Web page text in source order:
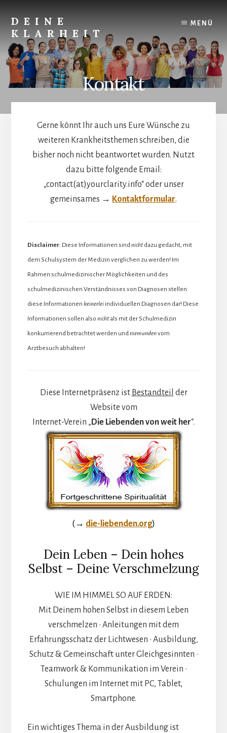
content
DEINE
KLARHEIT
Finde
Deine
innere
Klarheit.
MENÜ
Kontakt
Gerne könnt Ihr auch uns Eure Wünsche zu
weiteren Krankheitsthemen schreiben, die
bisher noch nicht beantwortet wurden. Nutzt
dazu bitte folgende Email:
„contact(at)yourclarity.info“ oder unser
gemeinsames → Kontaktformular.
Disclaimer: Diese Informationen sindnichtdazu gedacht, mit
dem Schulsystem der Medizin verglichen zu werden! Im
Rahmen schulmedizinischer Möglichkeiten und des
schulmedizinischen Verständnisses von Diagnosen stellen
diese Informationen keinerleiindividuellen Diagnosen dar! Diese
Informationen sollen also nichtals mit der Schulmedizin
konkurrierend betrachtet werden undniemandenvom
Arztbesuch abhalten!
Diese Internetpräsenz ist Bestandteil der
Website vom
Internet-Verein „ Die Liebenden von weit her“.
(→ die-liebenden.org)
Dein Leben – Dein hohes
Selbst – Deine Verschmelzung
WIE IM HIMMEL SO AUF ERDEN:
Mit Deinem hohen Selbst in diesem Leben
verschmelzen • Anleitungen mit dem
Erfahrungsschatz der Lichtwesen • Ausbildung,
Schutz & Gemeinschaft unter Gleichgesinnten •
Teamwork & Kommunikation im Verein •
Schulungen im Internet mit PC, Tablet,
Smartphone.
Ein wichtiges Thema in der Ausbildung ist